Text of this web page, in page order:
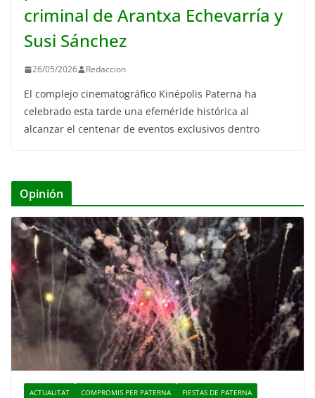
criminal de Arantxa Echevarría y
Susi Sánchez
26/05/2026 Redaccion
El complejo cinematográfico Kinépolis Paterna ha
celebrado esta tarde una efeméride histórica al
alcanzar el centenar de eventos exclusivos dentro
Opinión
ACTUALITAT COMPROMIS PER PATERNA
FIESTAS DE PATERNA